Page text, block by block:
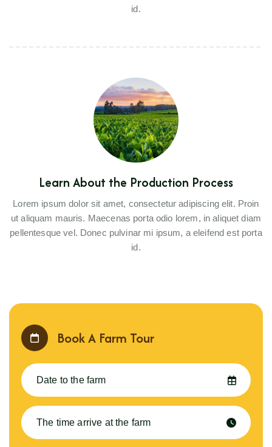
id.
Learn About the Production Process
Lorem ipsum dolor sit amet, consectetur adipiscing elit. Proin
ut aliquam mauris. Maecenas porta odio lorem, in aliquet diam
pellentesque vel. Donec pulvinar mi ipsum, a eleifend est porta
id.
Book A Farm Tour